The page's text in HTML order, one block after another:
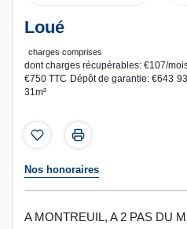
Loué
charges comprises
dont charges récupérables: €107/
€750 TTC Dépôt de garantie: €643
31m²
Nos honoraires
A MONTREUIL, A 2 PAS DU